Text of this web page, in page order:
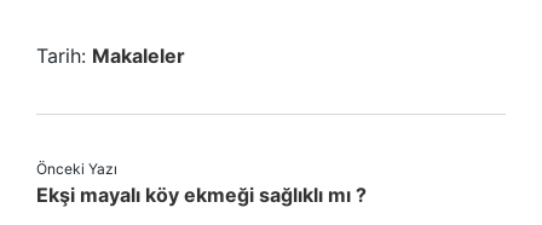
Tarih: Makaleler
Önceki Yazı
Ekşi mayalı köy ekmeği sağlıklı mı ?